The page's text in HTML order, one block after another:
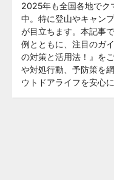
2025年も全国各地でク
中。特に登山やキャン
が目立ちます。本記事
例とともに、注目のガ
の対策と活用法！』を
や対処行動、予防策を
ウトドアライフを安心